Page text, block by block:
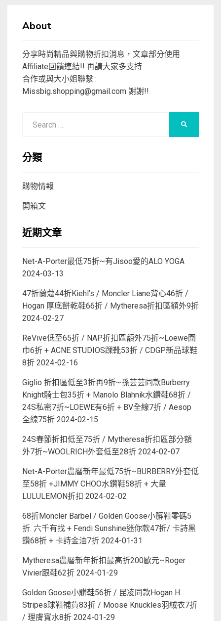
About
分享時尚精品與購物折扣消息，文章部分使用
Affiliate回饋連結!! 再請大家多支持
合作或與大小姐聯繫 :
Missbig.shopping@gmail.com 謝謝!!
分類
購物情報
開箱文
近期文章
Net-A-Porter最低75折~有Jisoo愛的ALO YOGA
2024-03-13
47折蘭蔻44折Kiehl’s / Moncler Liane背心46折 /
Hogan 厚底餅乾鞋66折 / Mytheresa折扣區額外9折
2024-02-27
ReVive低至65折 / NAP折扣區額外75折~Loewe圍
巾6折 + ACNE STUDIOS踝靴53折 / CDGP新品球鞋
8折 2024-02-16
Giglio 折扣區低至3折再9折~孫芸芸同款Burberry
Knight騎士包35折 + Manolo Blahnik水鑽鞋68折 /
24S私密7折~LOEWE有6折 + BV全線7折 / Aesop
全線75折 2024-02-15
24S春節折扣低至75折 / Mytheresa折扣區部分額
外7折~WOOLRICH外套低至28折 2024-02-07
Net-A-Porter農曆新年最低75折~BURBERRY外套低
至58折 +JIMMY CHOO水鑽鞋58折 + 大量
LULULEMON折扣 2024-02-02
68折Moncler Barbel / Golden Goose小髒鞋零碼5
折. 六千有找 + Fendi Sunshine迷你款47折/ 卡詩黑
鑽68折 + 卡詩金油7折 2024-01-31
Mytheresa農曆新年折扣最高折200歐元~Roger
Vivier跟鞋62折 2024-01-29
Golden Goose小髒鞋56折 / 昆凌同款Hogan H
Stripes球鞋補貨83折 / Moose Knuckles羽絨衣7折
/ 理膚寶水8折 2024-01-29